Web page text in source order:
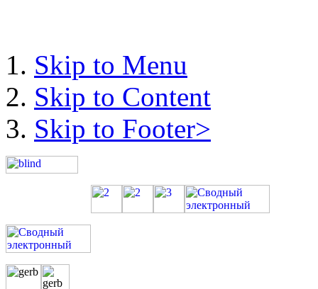
Skip to Menu
Skip to Content
Skip to Footer>